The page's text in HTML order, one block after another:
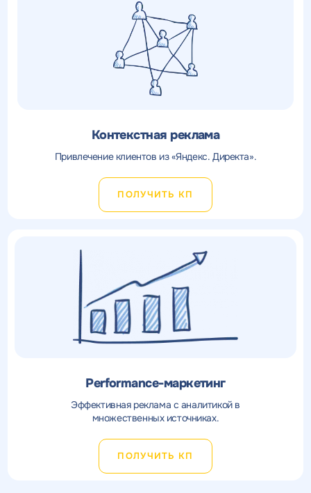
Контекстная реклама
Привлечение клиентов из «Яндекс. Директа».
ПОЛУЧИТЬ КП
Performance-маркетинг
Эффективная реклама с аналитикой в
множественных источниках.
ПОЛУЧИТЬ КП